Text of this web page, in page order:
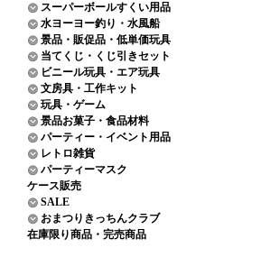
スーパーボールすくい用品
水ヨーヨー釣り・水風船
景品・販促品・低単価玩具
当てくじ・くじ引きセット
ビニール玩具・エア玩具
文房具・工作キット
玩具・ゲーム
景品お菓子・食品材料
パーティー・イベント用品
レトロ雑貨
パーティーマスク
ケース販売
SALE
おまつりきっちんクラブ
在庫限り商品・完売商品